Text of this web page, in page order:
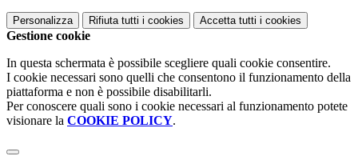
Personalizza Rifiuta tutti i cookies Accetta tutti i cookies
Gestione cookie
In questa schermata è possibile scegliere quali cookie consentire.
I cookie necessari sono quelli che consentono il funzionamento della
piattaforma e non è possibile disabilitarli.
Per conoscere quali sono i cookie necessari al funzionamento potete
visionare la COOKIE POLICY.